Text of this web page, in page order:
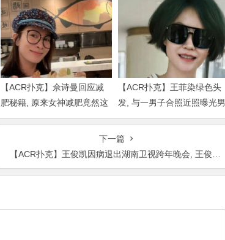
【ACR扑克】佘诗曼回应减
肥秘籍, 原来女神减肥竟然这
么简单
【ACR扑克】王菲染绿色头
发, 与一男子合照近照曝光男
子身份被扒出
下一篇
【ACR扑克】王俊凯因病退出湖南卫视跨年晚会, 王俊凯怎么了因什么而生病的